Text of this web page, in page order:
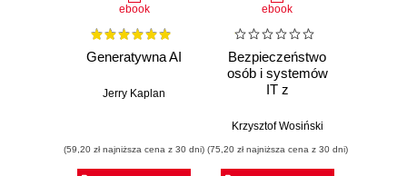
ebook
Generatywna AI
Jerry Kaplan
(59,20 zł najniższa cena z 30 dni)
ebook
Bezpieczeństwo
osób i systemów
IT z
białego wywiadu
Krzysztof Wosiński
(75,20 zł najniższa cena z 30 dni)